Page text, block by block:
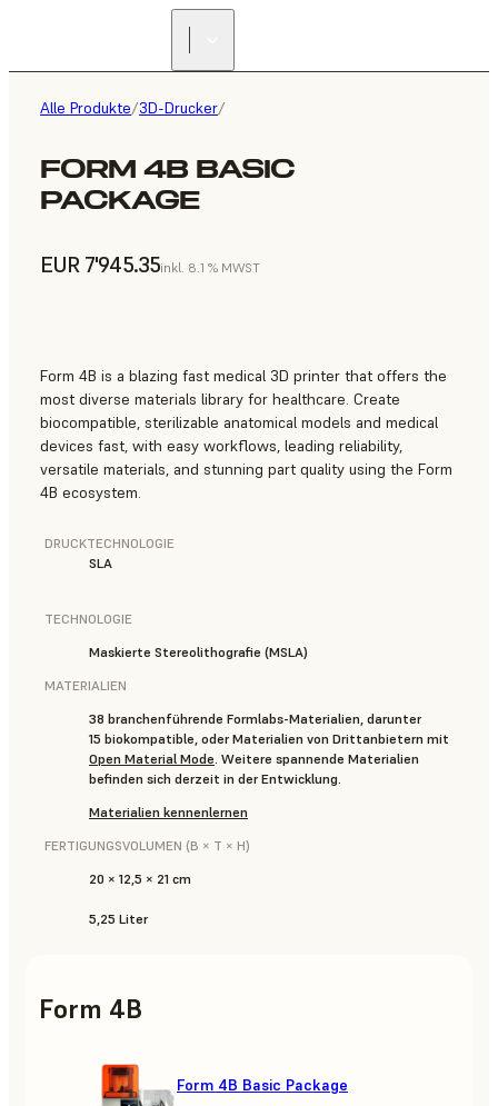
Alle Produkte/3D-Drucker/
FORM 4B BASIC
PACKAGE
EUR 7'945.35inkl. 8.1 % MWST
Form 4B is a blazing fast medical 3D printer that offers the
most diverse materials library for healthcare. Create
biocompatible, sterilizable anatomical models and medical
devices fast, with easy workflows, leading reliability,
versatile materials, and stunning part quality using the Form
4B ecosystem.
DRUCKTECHNOLOGIE
SLA
TECHNOLOGIE
Maskierte Stereolithografie (MSLA)
MATERIALIEN
38 branchenführende Formlabs-Materialien, darunter
15 biokompatible, oder Materialien von Drittanbietern mit
Open Material Mode. Weitere spannende Materialien
befinden sich derzeit in der Entwicklung.
Materialien kennenlernen
FERTIGUNGSVOLUMEN (B × T × H)
20 × 12,5 × 21 cm
5,25 Liter
Form 4B
Form 4B Basic Package